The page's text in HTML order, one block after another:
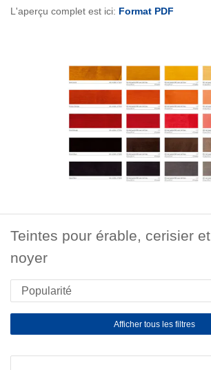
L'aperçu complet est ici: Format PDF
Teintes pour érable, cerisier et
noyer
Afficher tous les filtres